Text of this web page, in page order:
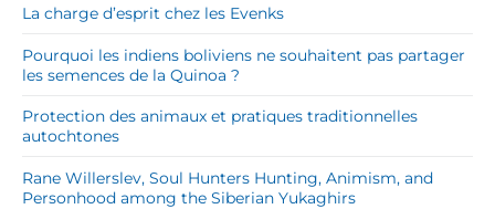
La charge d’esprit chez les Evenks
Pourquoi les indiens boliviens ne souhaitent pas partager
les semences de la Quinoa ?
Protection des animaux et pratiques traditionnelles
autochtones
Rane Willerslev, Soul Hunters Hunting, Animism, and
Personhood among the Siberian Yukaghirs